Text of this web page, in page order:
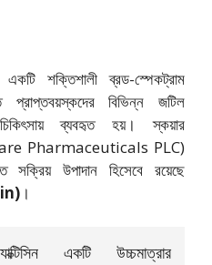
শক্তিশালী ব্রড-স্পেকট্রাম
প্রাপ্তবয়স্কদের বিভিন্ন জটিল
চিকিৎসায় ব্যবহৃত হয়। স্কয়ার
Pharmaceuticals PLC)
উপাদান হিসেবে রয়েছে
।
একটি উচ্চমাত্রার